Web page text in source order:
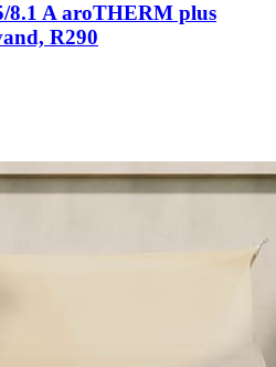
8.1 A aroTHERM plus
R290